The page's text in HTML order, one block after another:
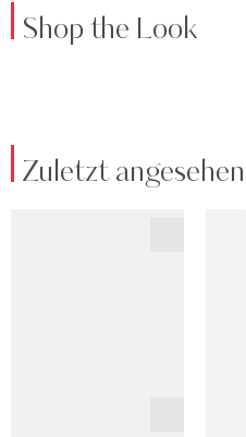
Shop the Look
Zuletzt angesehen